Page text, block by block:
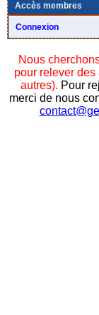
Accès membres
Connexion
Nous
pour relever des
autres). Pour
merci de nous